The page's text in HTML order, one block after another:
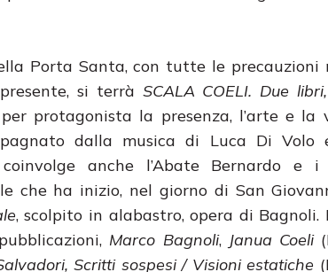
Porta Santa, con tutte le precauzioni
si terrà SCALA COELI. Due
protagonista la presenza, l’arte e la
dalla musica di Luca Di Volo
anche l’Abate Bernardo e i
che ha inizio, nel giorno di San
, scolpito in alabastro, opera di Bagnoli.
Marco Bagnoli, Janua Coeli
Scritti sospesi / Visioni estatiche